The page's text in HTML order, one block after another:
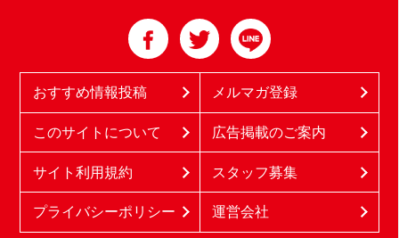
おすすめ情報投稿 メルマガ登録
このサイトについて 広告掲載のご案内
サイト利用規約 スタッフ募集
プライバシーポリシー 運営会社